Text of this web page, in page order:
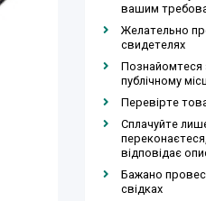
вашим
Желательно
свидетелях
Познайомтеся
публічному
Перевірте
Сплачуйте
відповідає
Бажано
свідках